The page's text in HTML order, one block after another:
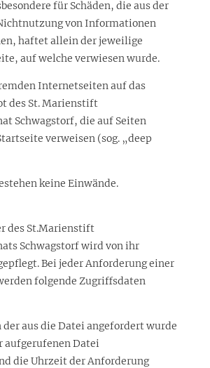
für Schäden, die aus der
von Informationen
haftet allein der jeweilige
auf welche verwiesen wurde.
Internetseiten auf das
des St. Marienstift
Schwagstorf, die auf Seiten
verweisen (sog. „deep
keine Einwände.
des St.Marienstift
Schwagstorf wird von ihr
Bei jeder Anforderung einer
folgende Zugriffsdaten
der aus die Datei angefordert wurde
aufgerufenen Datei
die Uhrzeit der Anforderung